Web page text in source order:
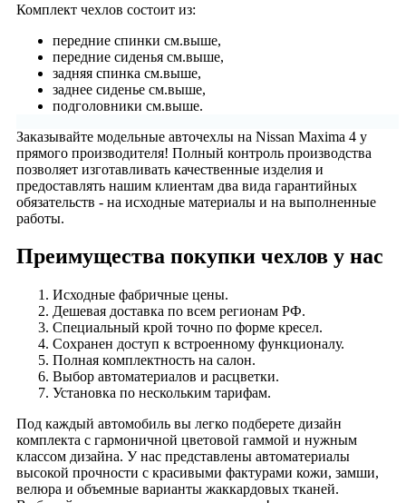
Комплект чехлов состоит из:
передние спинки см.выше,
передние сиденья см.выше,
задняя спинка см.выше,
заднее сиденье см.выше,
подголовники см.выше.
Заказывайте модельные авточехлы на Nissan Maxima 4 у
прямого производителя! Полный контроль производства
позволяет изготавливать качественные изделия и
предоставлять нашим клиентам два вида гарантийных
обязательств - на исходные материалы и на выполненные
работы.
Преимущества покупки чехлов у нас
Исходные фабричные цены.
Дешевая доставка по всем регионам РФ.
Специальный крой точно по форме кресел.
Сохранен доступ к встроенному функционалу.
Полная комплектность на салон.
Выбор автоматериалов и расцветки.
Установка по нескольким тарифам.
Под каждый автомобиль вы легко подберете дизайн
комплекта с гармоничной цветовой гаммой и нужным
классом дизайна. У нас представлены автоматериалы
высокой прочности с красивыми фактурами кожи, замши,
велюра и объемные варианты жаккардовых тканей.